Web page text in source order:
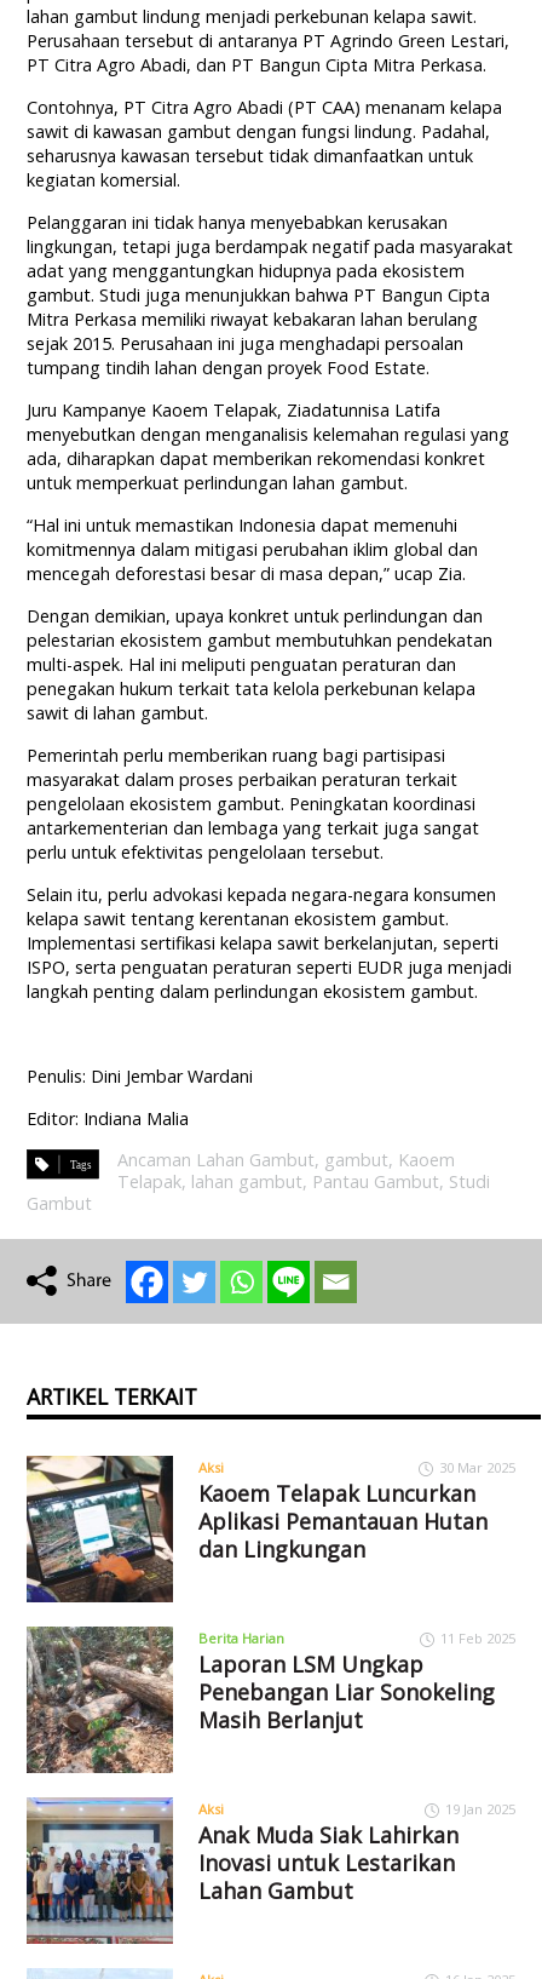
lahan gambut lindung menjadi perkebunan kelapa sawit.
Perusahaan tersebut di antaranya PT Agrindo Green Lestari,
PT Citra Agro Abadi, dan PT Bangun Cipta Mitra Perkasa.
Contohnya, PT Citra Agro Abadi (PT CAA) menanam kelapa
sawit di kawasan gambut dengan fungsi lindung. Padahal,
seharusnya kawasan tersebut tidak dimanfaatkan untuk
kegiatan komersial.
Pelanggaran ini tidak hanya menyebabkan kerusakan
lingkungan, tetapi juga berdampak negatif pada masyarakat
adat yang menggantungkan hidupnya pada ekosistem
gambut. Studi juga menunjukkan bahwa PT Bangun Cipta
Mitra Perkasa memiliki riwayat kebakaran lahan berulang
sejak 2015. Perusahaan ini juga menghadapi persoalan
tumpang tindih lahan dengan proyek Food Estate.
Juru Kampanye Kaoem Telapak, Ziadatunnisa Latifa
menyebutkan dengan menganalisis kelemahan regulasi yang
ada, diharapkan dapat memberikan rekomendasi konkret
untuk memperkuat perlindungan lahan gambut.
“Hal ini untuk memastikan Indonesia dapat memenuhi
komitmennya dalam mitigasi perubahan iklim global dan
mencegah deforestasi besar di masa depan,” ucap Zia.
Dengan demikian, upaya konkret untuk perlindungan dan
pelestarian ekosistem gambut membutuhkan pendekatan
multi-aspek. Hal ini meliputi penguatan peraturan dan
penegakan hukum terkait tata kelola perkebunan kelapa
sawit di lahan gambut.
Pemerintah perlu memberikan ruang bagi partisipasi
masyarakat dalam proses perbaikan peraturan terkait
pengelolaan ekosistem gambut. Peningkatan koordinasi
antarkementerian dan lembaga yang terkait juga sangat
perlu untuk efektivitas pengelolaan tersebut.
Selain itu, perlu advokasi kepada negara-negara konsumen
kelapa sawit tentang kerentanan ekosistem gambut.
Implementasi sertifikasi kelapa sawit berkelanjutan, seperti
ISPO, serta penguatan peraturan seperti EUDR juga menjadi
langkah penting dalam perlindungan ekosistem gambut.
Penulis: Dini Jembar Wardani
Editor: Indiana Malia
Ancaman Lahan Gambut, gambut, Kaoem
Telapak, lahan gambut, Pantau Gambut, Studi
Gambut
ARTIKEL TERKAIT
Aksi 30 Mar 2025
Kaoem Telapak Luncurkan
Aplikasi Pemantauan Hutan
dan Lingkungan
Berita Harian 11 Feb 2025
Laporan LSM Ungkap
Penebangan Liar Sonokeling
Masih Berlanjut
Aksi 19 Jan 2025
Anak Muda Siak Lahirkan
Inovasi untuk Lestarikan
Lahan Gambut